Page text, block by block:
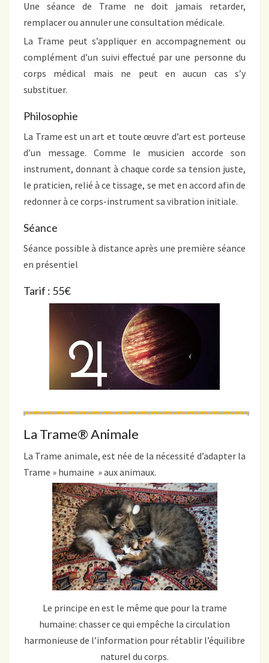
Une séance de Trame ne doit jamais retarder,
remplacer ou annuler une consultation médicale.
La Trame peut s’appliquer en accompagnement ou
complément d’un suivi effectué par une personne du
corps médical mais ne peut en aucun cas s’y
substituer.
Philosophie
La Trame est un art et toute œuvre d’art est porteuse
d’un message. Comme le musicien accorde son
instrument, donnant à chaque corde sa tension juste,
le praticien, relié à ce tissage, se met en accord afin de
redonner à ce corps-instrument sa vibration initiale.
Séance
Séance possible à distance après une première séance
en présentiel
Tarif : 55€
La Trame® Animale
La Trame animale, est née de la nécessité d’adapter la
Trame » humaine » aux animaux.
Le principe en est le même que pour la trame
humaine: chasser ce qui empêche la circulation
harmonieuse de l’information pour rétablir l’équilibre
naturel du corps.